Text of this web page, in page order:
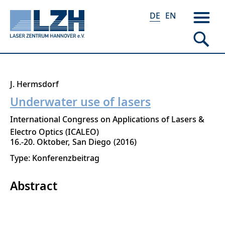
Direkt
zum
Inhalt
DE EN
J. Hermsdorf
Underwater use of lasers
International Congress on Applications of Lasers &
Electro Optics (ICALEO)
16.-20. Oktober San Diego 2016
Type: Konferenzbeitrag
Abstract